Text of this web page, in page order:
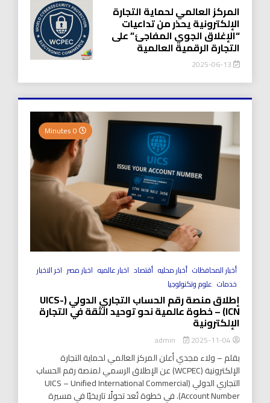
المركز العالمي لحماية التجارة
الإلكترونية يحذر من تداعيات
“الإغلاق الجوي المفاجئ” على
التجارة الرقمية العالمية
2025-06-13
أخبار المحافظات أخبار محليه أقتصاد اخبار عالميه اخبار مصر اخر الاخبار
خدمات علوم وتكنولوجيا
إطلاق منصة رقم الحساب التجاري الدولي (UICS-
ICN) – خطوة عالمية نحو توحيد الثقة في التجارة
الإلكترونية
2025-11-04
بقلم – ولاء مجدي أعلن المركز العالمي لحماية التجارة
الإلكترونية (WCPEC) عن الإطلاق الرسمي لمنصة رقم الحساب
التجاري الدولي (UICS – Unified International Commercial
Account Number). في خطوة تُعد تحولًا تاريخيًا في مسيرة